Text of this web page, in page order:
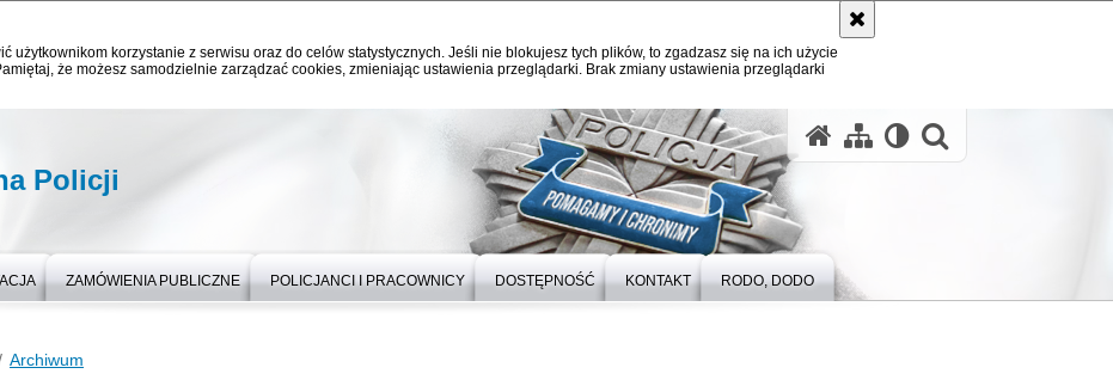
użytkownikom korzystanie z serwisu oraz do celów statystycznych. Jeśli nie blokujesz tych plików, to zgadzasz się na ich użycie
że możesz samodzielnie zarządzać cookies, zmieniając ustawienia przeglądarki. Brak zmiany ustawienia przeglądarki
Policji
ZAMÓWIENIA PUBLICZNE POLICJANCI I PRACOWNICY DOSTĘPNOŚĆ KONTAKT RODO, DODO
Archiwum